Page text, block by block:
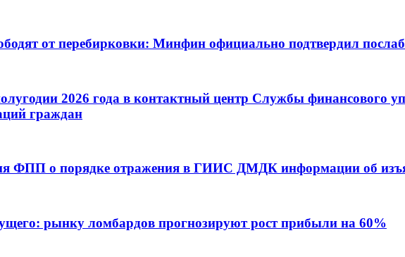
от перебирковки: Минфин официально подтвердил
2026 года в контактный центр Службы финансового
граждан
ФПП о порядке отражения в ГИИС ДМДК информации об
рынку ломбардов прогнозируют рост прибыли на 60%